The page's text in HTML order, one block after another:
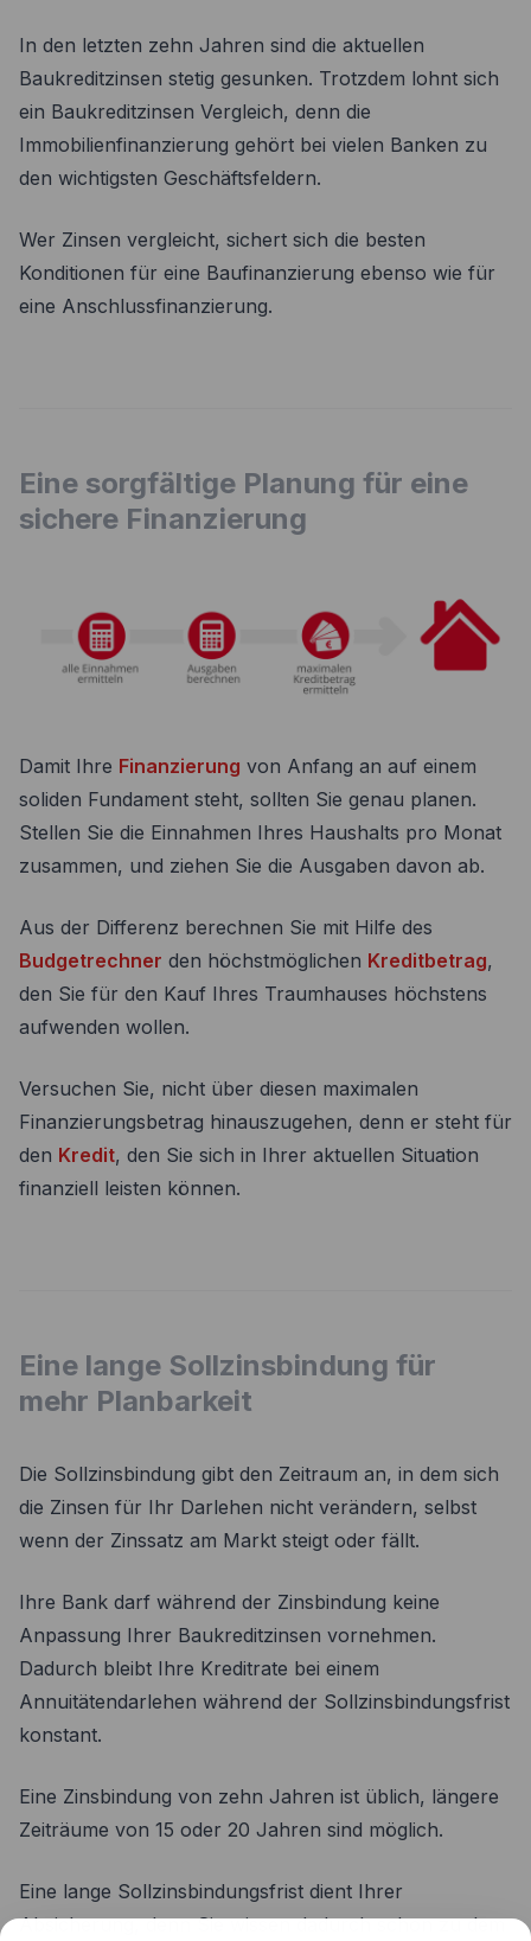
In den letzten zehn Jahren sind die aktuellen
Baukreditzinsen stetig gesunken. Trotzdem lohnt sich
ein Baukreditzinsen Vergleich, denn die
Immobilienfinanzierung gehört bei vielen Banken zu
den wichtigsten Geschäftsfeldern.
Wer Zinsen vergleicht, sichert sich die besten
Konditionen für eine Baufinanzierung ebenso wie für
eine Anschlussfinanzierung.
Eine sorgfältige Planung für eine
sichere Finanzierung
Damit Ihre Finanzierung von Anfang an auf einem
soliden Fundament steht, sollten Sie genau planen.
Stellen Sie die Einnahmen Ihres Haushalts pro Monat
zusammen, und ziehen Sie die Ausgaben davon ab.
Aus der Differenz berechnen Sie mit Hilfe des
Budgetrechner den höchstmöglichen Kreditbetrag,
den Sie für den Kauf Ihres Traumhauses höchstens
aufwenden wollen.
Versuchen Sie, nicht über diesen maximalen
Finanzierungsbetrag hinauszugehen, denn er steht für
den Kredit, den Sie sich in Ihrer aktuellen Situation
finanziell leisten können.
Eine lange Sollzinsbindung für
mehr Planbarkeit
Die Sollzinsbindung gibt den Zeitraum an, in dem sich
die Zinsen für Ihr Darlehen nicht verändern, selbst
wenn der Zinssatz am Markt steigt oder fällt.
Ihre Bank darf während der Zinsbindung keine
Anpassung Ihrer Baukreditzinsen vornehmen.
Dadurch bleibt Ihre Kreditrate bei einem
Annuitätendarlehen während der Sollzinsbindungsfrist
konstant.
Eine Zinsbindung von zehn Jahren ist üblich, längere
Zeiträume von 15 oder 20 Jahren sind möglich.
Eine lange Sollzinsbindungsfrist dient Ihrer
Absicherung, denn Sie wissen dadurch schon zu dem